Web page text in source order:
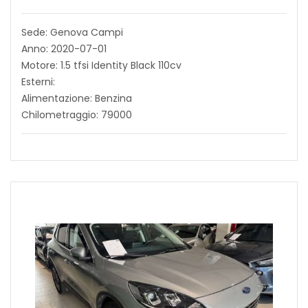
Sede: Genova Campi
Anno: 2020-07-01
Motore: 1.5 tfsi Identity Black 110cv
Esterni:
Alimentazione: Benzina
Chilometraggio: 79000